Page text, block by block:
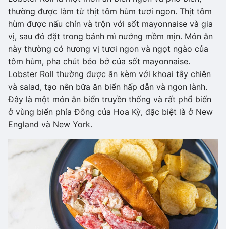
thường được làm từ thịt tôm hùm tươi ngon. Thịt tôm
hùm được nấu chín và trộn với sốt mayonnaise và gia
vị, sau đó đặt trong bánh mì nướng mềm mịn. Món ăn
này thường có hương vị tươi ngon và ngọt ngào của
tôm hùm, pha chút béo bở của sốt mayonnaise.
Lobster Roll thường được ăn kèm với khoai tây chiên
và salad, tạo nên bữa ăn biển hấp dẫn và ngon lành.
Đây là một món ăn biển truyền thống và rất phổ biến
ở vùng biển phía Đông của Hoa Kỳ, đặc biệt là ở New
England và New York.